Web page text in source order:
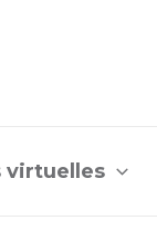
virtuelles